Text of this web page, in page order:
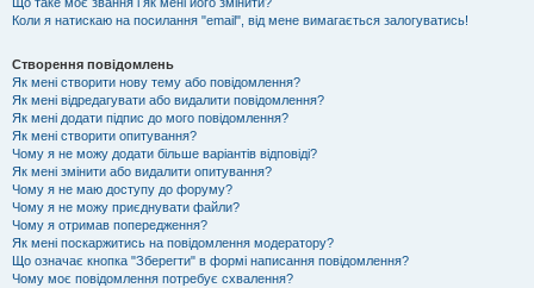
Коли я натискаю на посилання "email", від мене вимагається залогуватись!
Створення повідомлень
Як мені створити нову тему або повідомлення?
Як мені відредагувати або видалити повідомлення?
Як мені додати підпис до мого повідомлення?
Як мені створити опитування?
Чому я не можу додати більше варіантів відповіді?
Як мені змінити або видалити опитування?
Чому я не маю доступу до форуму?
Чому я не можу приєднувати файли?
Чому я отримав попередження?
Як мені поскаржитись на повідомлення модератору?
Що означає кнопка "Зберегти" в формі написання повідомлення?
Чому моє повідомлення потребує схвалення?